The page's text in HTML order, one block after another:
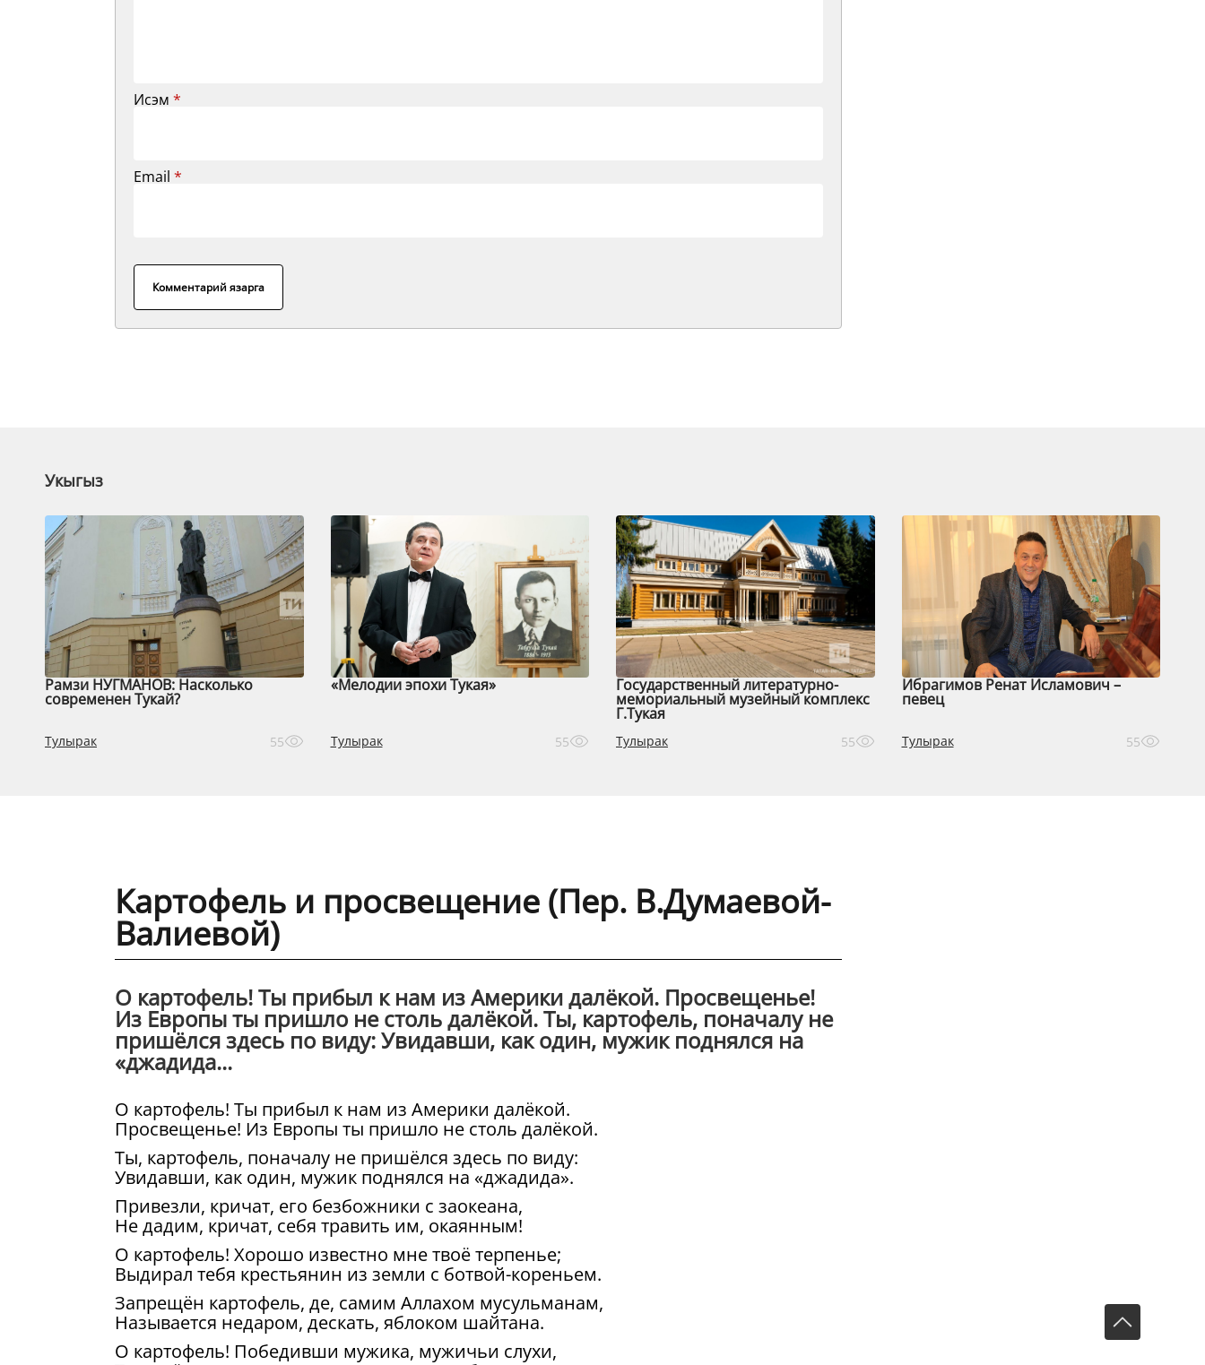
Исэм *
Email *
Комментарий язарга
Укыгыз
Рамзи НУГМАНОВ: Насколько
современен Тукай?
Тулырак 55
«Мелодии эпохи Тукая»
Тулырак 55
Государственный литературно-
мемориальный музейный комплекс
Г.Тукая
Тулырак 55
Ибрагимов Ренат Исламович –
певец
Тулырак 55
Картофель и просвещение (Пер. В.Думаевой-
Валиевой)
О картофель! Ты прибыл к нам из Америки далёкой. Просвещенье!
Из Европы ты пришло не столь далёкой. Ты, картофель, поначалу не
пришёлся здесь по виду: Увидавши, как один, мужик поднялся на
«джадида...
О картофель! Ты прибыл к нам из Америки далёкой.
Просвещенье! Из Европы ты пришло не столь далёкой.
Ты, картофель, поначалу не пришёлся здесь по виду:
Увидавши, как один, мужик поднялся на «джадида».
Привезли, кричат, его безбожники с заокеана,
Не дадим, кричат, себя травить им, окаянным!
О картофель! Хорошо известно мне твоё терпенье;
Выдирал тебя крестьянин из земли с ботвой-кореньем.
Запрещён картофель, де, самим Аллахом мусульманам,
Называется недаром, дескать, яблоком шайтана.
О картофель! Победивши мужика, мужичьи слухи,